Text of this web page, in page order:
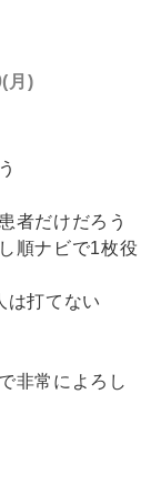
月)
者だけだろう
順ナビで1枚役
は打てない
非常によろし